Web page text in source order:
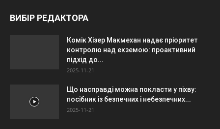
ВИБІР РЕДАКТОРА
Комік Хізер Макмехан надає пріоритет
контролю над екземою: проактивний
підхід до...
2025-11-21
Що насправді можна покласти у піхву:
посібник із безпечних і небезпечних...
2025-11-21